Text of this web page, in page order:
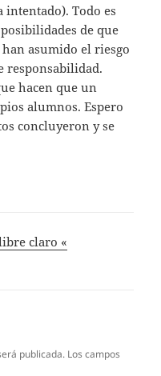
Todo es
de que
asumido el riesgo
responsabilidad.
hacen que un
alumnos. Espero
concluyeron y se
claro «
publicada. Los campos